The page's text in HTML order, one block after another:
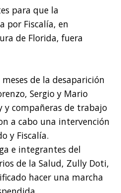
para que la
por Fiscalía, en
de Florida, fuera
de la desaparición
Sergio y Mario
y compañeras de trabajo
a cabo una intervención
y Fiscalía.
e integrantes del
de la Salud, Zully Doti,
hacer una marcha